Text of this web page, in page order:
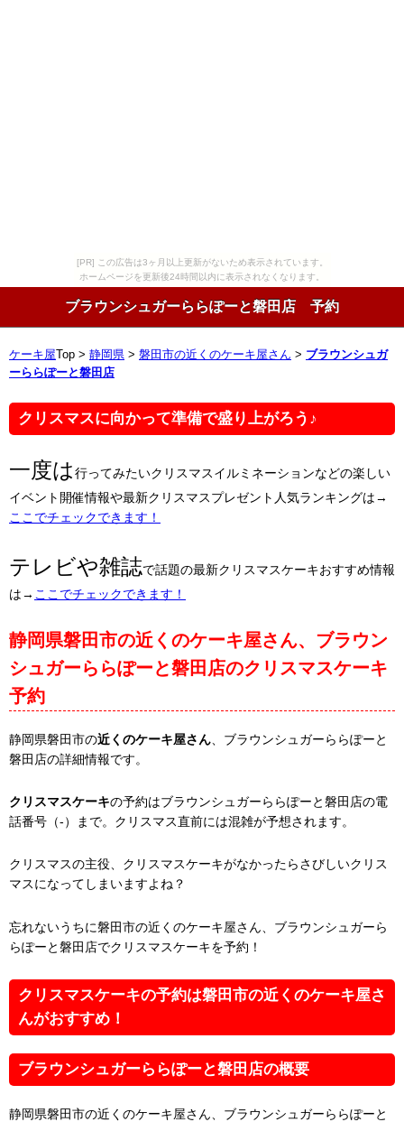
[PR] この広告は3ヶ月以上更新がないため表示されています。
ホームページを更新後24時間以内に表示されなくなります。
ブラウンシュガーららぽーと磐田店 予約
ケーキ屋 Top > 静岡県 > 磐田市の近くのケーキ屋さん > ブラウンシュガ
ーららぽーと磐田店
クリスマスに向かって準備で盛り上がろう♪
一度は行ってみたいクリスマスイルミネーションなどの楽しい
イベント開催情報や最新クリスマスプレゼント人気ランキングは→
ここでチェックできます！
テレビや雑誌で話題の最新クリスマスケーキおすすめ情報
は→ ここでチェックできます！
静岡県磐田市の近くのケーキ屋さん、ブラウン
シュガーららぽーと磐田店のクリスマスケーキ
予約
静岡県磐田市の近くのケーキ屋さん 、ブラウンシュガーららぽーと
磐田店の詳細情報です。
クリスマスケーキの予約はブラウンシュガーららぽーと磐田店の電
話番号（-）まで。クリスマス直前には混雑が予想されます。
クリスマスの主役、クリスマスケーキがなかったらさびしいクリス
マスになってしまいますよね？
忘れないうちに磐田市の近くのケーキ屋さん、ブラウンシュガーら
らぽーと磐田店でクリスマスケーキを予約！
クリスマスケーキの予約は磐田市の近くのケーキ屋さ
んがおすすめ！
ブラウンシュガーららぽーと磐田店の概要
静岡県磐田市の近くのケーキ屋さん、ブラウンシュガーららぽーと